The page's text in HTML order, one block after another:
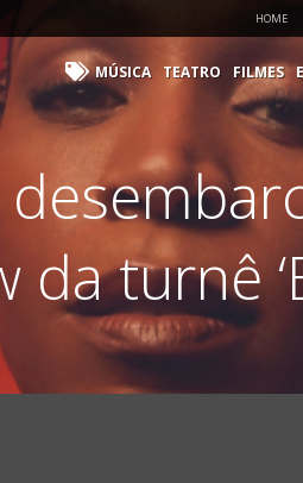
HOME
MÚSICA TEATRO FILMES
da turnê